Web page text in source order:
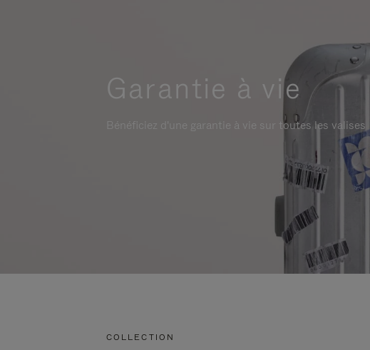
Garantie à vie
Bénéficiez d'une garantie à vie sur toutes les valises
COLLECTION